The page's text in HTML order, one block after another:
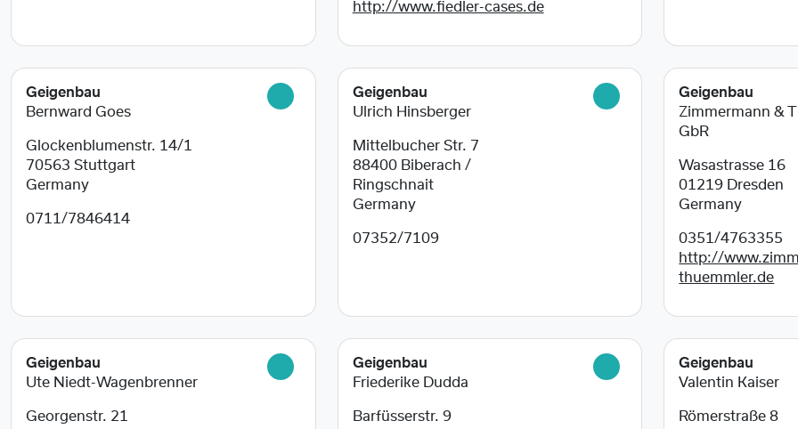
http://www.fiedler-cases.de
Geigenbau
Bernward Goes
Glockenblumenstr. 14/1
70563 Stuttgart
Germany
0711/7846414
Geigenbau
Ulrich Hinsberger
Mittelbucher Str. 7
88400 Biberach /
Ringschnait
Germany
07352/7109
Geigenbau
Zimmermann &
GbR
Wasastrasse 16
01219
Dresden
Germany
0351/4763355
http://
thuemmler.de
Geigenbau
Ute Niedt-Wagenbrenner
Georgenstr. 21
Geigenbau
Friederike Dudda
Barfüsserstr. 9
Geigenbau
Valentin Kaiser
Römerstraße 8